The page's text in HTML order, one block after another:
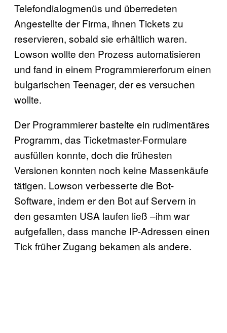
Telefondialogmenüs und überredeten
Angestellte der Firma, ihnen Tickets zu
reservieren, sobald sie erhältlich waren.
Lowson wollte den Prozess automatisieren
und fand in einem Programmiererforum einen
bulgarischen Teenager, der es versuchen
wollte.
Der Programmierer bastelte ein rudimentäres
Programm, das Ticketmaster-Formulare
ausfüllen konnte, doch die frühesten
Versionen konnten noch keine Massenkäufe
tätigen. Lowson verbesserte die Bot-
Software, indem er den Bot auf Servern in
den gesamten USA laufen ließ –ihm war
aufgefallen, dass manche IP-Adressen einen
Tick früher Zugang bekamen als andere.